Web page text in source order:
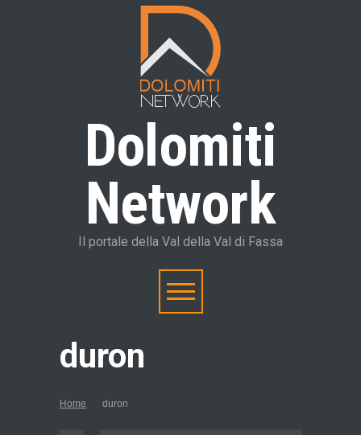
Dolomiti
Network
Il portale della Val della Val di Fassa
duron
Home duron